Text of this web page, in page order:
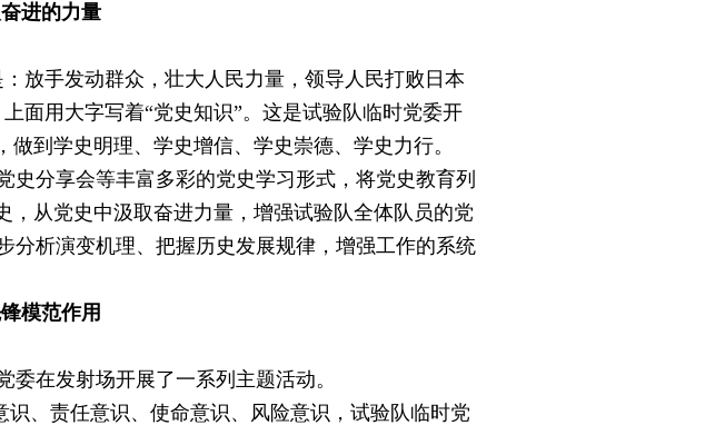
进的力量
手发动群众，壮大人民力量，领导人民打败日本
面用大字写着“党史知识”。这是试验队临时党委开
到学史明理、学史增信、学史崇德、学史力行。
分享会等丰富多彩的党史学习形式，将党史教育列
，从党史中汲取奋进力量，增强试验队全体队员的党
分析演变机理、把握历史发展规律，增强工作的系统
模范作用
在发射场开展了一系列主题活动。
、责任意识、使命意识、风险意识，试验队临时党